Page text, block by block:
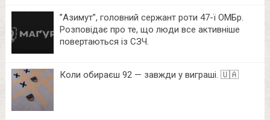
⁨”Азимут”, головний сержант роти 47-ї ОМБр.
Розповідає про те, що люди все активніше
повертаються із СЗЧ.
Коли обираєш 92 — завжди у виграші. 🇺🇦